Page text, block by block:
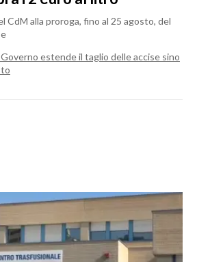
CdM alla proroga, fino al 25 agosto, del
estende il taglio delle accise sino